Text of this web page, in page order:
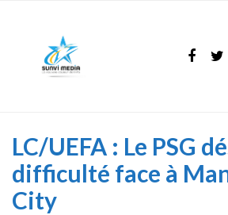
LC/UEFA : Le PSG
difficulté face à
City